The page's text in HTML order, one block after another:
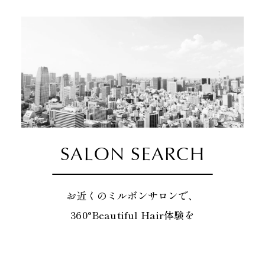
SALON SEARCH
お近くのミルボンサロンで、
360°Beautiful Hair体験を